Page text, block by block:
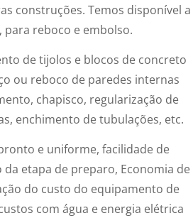
construções. Temos disponível a
para reboco e embolso.
de tijolos e blocos de concreto
ou reboco de paredes internas
chapisco, regularização de
enchimento de tubulações, etc.
e uniforme, facilidade de
etapa de preparo, Economia de
do custo do equipamento de
com água e energia elétrica